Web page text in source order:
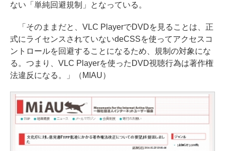
ない「単純回避規制」となっている。
「そのままだと、VLC PlayerでDVDを見ることは、正
式にライセンスされていないdeCSSを使ってアクセスコ
ントロールを回避することになるため、規制の対象にな
る。つまり、VLC Playerを使ったDVD視聴行為は著作権
法違反になる。」（MIAU）